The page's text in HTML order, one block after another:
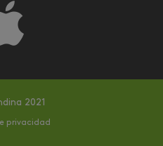
2021
privacidad